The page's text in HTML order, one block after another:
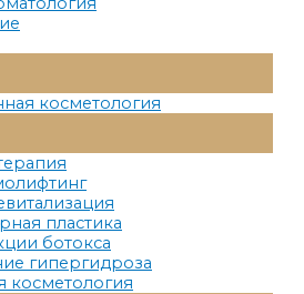
Меню
косметология
Меню
пластика
ботокса
гипергидроза
косметология